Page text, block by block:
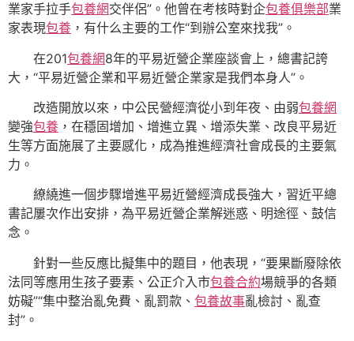
業家手拉手包養網交伴侶”。他曾在考核時對企包養俱樂部業
家表現包養 ，有什么主要的工作“到辦公室來找我”。
在201包養網8年的平易近營企業座談會上，總書記誇
大，“平易近營企業和平易近營企業家是我們本身人”。
改造開放以來，中公民營經濟從小到年夜、由弱包養網
變強包養 ，在穩固增加、增進立異、增添失業、改良平易近
生等方面施展了主要感化，成為推進經濟社會成長的主要氣
力。
繚繞進一個步驟增進平易近營經濟成長強大，習近平總
書記屢次作出安排，為平易近營企業解迷惑、明途徑、鼓信
念。
針對一些反應比擬集中的題目，他表現，“要果斷廢除依
法同等應用生孩子要素、公正介入市包養合約場競爭的各類
妨礙”“集中整治亂免費、亂罰款、 包養故事亂檢討、亂查
封”。